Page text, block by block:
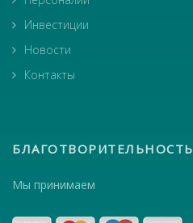
Инвестиции
Новости
Контакты
БЛАГОТВОРИТЕЛЬНОСТЬ
Мы принимаем